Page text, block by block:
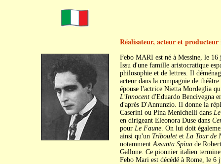
Réalisateur, acteur et
Febo MARI est né à Messine, le 16
Issu d'une famille aristocratique
philosophie et de lettres. Il
acteur dans la compagnie de
épouse l'actrice Nietta Mordeglia
L'Innocentd'Eduardo Bencivegna
d'après D'Annunzio. Il donne la
Caserini ou Pina Menichelli dans
en dirigeant Eleonora Duse dans
pour Le Faune. On lui doit
ainsi qu'un Tribouletet La Tour de
notammentAssunta Spinade
Gallone. Ce pionnier italien
Febo Mari est décédé à Rome, le 6